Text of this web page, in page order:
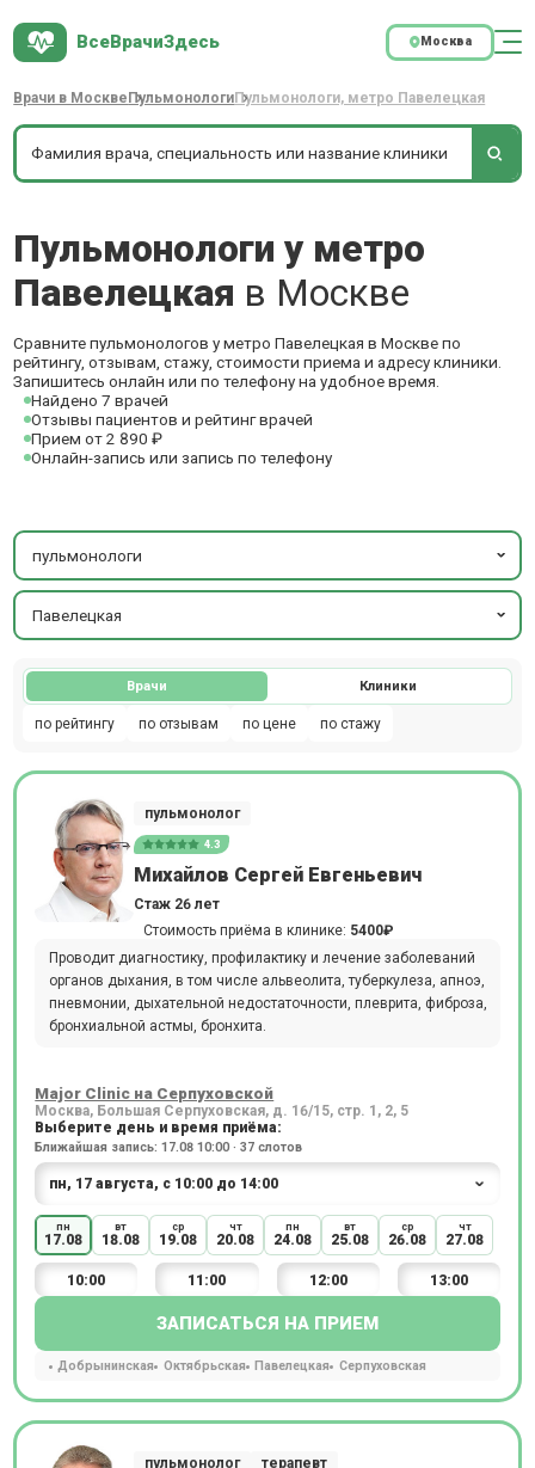
ВсеВрачиЗдесь Москва
Врачи в Москве Пульмонологи Пульмонологи, метро Павелецкая
Пульмонологи у метро
Павелецкая в Москве
Сравните пульмонологов у метро Павелецкая в Москве по
рейтингу, отзывам, стажу, стоимости приема и адресу клиники.
Запишитесь онлайн или по телефону на удобное время.
Найдено 7 врачей
Отзывы пациентов и рейтинг врачей
Прием от 2 890 ₽
Онлайн-запись или запись по телефону
пульмонологи
Павелецкая
Врачи Клиники
по рейтингу по отзывам по цене по стажу
пульмонолог
4.3
Михайлов Сергей Евгеньевич
Стаж 26 лет
Стоимость приёма в клинике: 5400₽
Проводит диагностику, профилактику и лечение заболеваний
органов дыхания, в том числе альвеолита, туберкулеза, апноэ,
пневмонии, дыхательной недостаточности, плеврита, фиброза,
бронхиальной астмы, бронхита.
Major Clinic на Серпуховской
Москва, Большая Серпуховская, д. 16/15, стр. 1, 2, 5
Выберите день и время приёма:
Ближайшая запись: 17.08 10:00 · 37 слотов
пн
17.08
вт
18.08
ср
19.08
чт
20.08
пн
24.08
вт
25.08
ср
26.08
чт
27.08
10:00 11:00 12:00 13:00
ЗАПИСАТЬСЯ НА ПРИЕМ
Добрынинская Октябрьская Павелецкая Серпуховская
пульмонолог терапевт